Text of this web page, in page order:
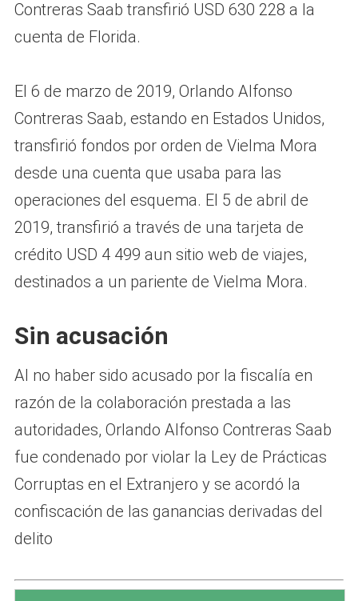
Contreras Saab transfirió USD 630 228 a la
cuenta de Florida.
El 6 de marzo de 2019, Orlando Alfonso
Contreras Saab, estando en Estados Unidos,
transfirió fondos por orden de Vielma Mora
desde una cuenta que usaba para las
operaciones del esquema. El 5 de abril de
2019, transfirió a través de una tarjeta de
crédito USD 4 499 aun sitio web de viajes,
destinados a un pariente de Vielma Mora.
Sin acusación
Al no haber sido acusado por la fiscalía en
razón de la colaboración prestada a las
autoridades, Orlando Alfonso Contreras Saab
fue condenado por violar la Ley de Prácticas
Corruptas en el Extranjero y se acordó la
confiscación de las ganancias derivadas del
delito